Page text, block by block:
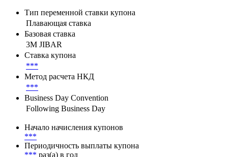
Параметры денежного потока
Тип переменной ставки купона
Плавающая ставка
Базовая ставка
3M JIBAR
Ставка купона
***
Метод расчета НКД
Business Day Convention
Following Business Day